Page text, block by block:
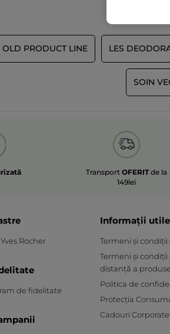
OLD PRODUCT LINE LES
SOIN
Transport OFERITde la
149lei
Rocher
de fidelitate
Informații utile
Termeni și
Termeni și
distanță a
Politica de
Protecția
Cadouri Corporate